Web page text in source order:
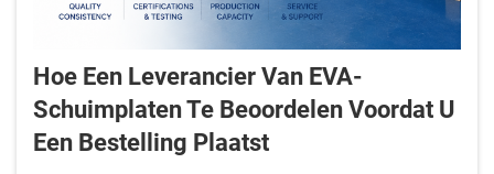
Hoe Een Leverancier Van EVA-
Schuimplaten Te Beoordelen Voordat U
Een Bestelling Plaatst